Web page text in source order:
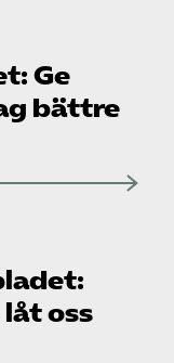
Ge
bättre
låt oss